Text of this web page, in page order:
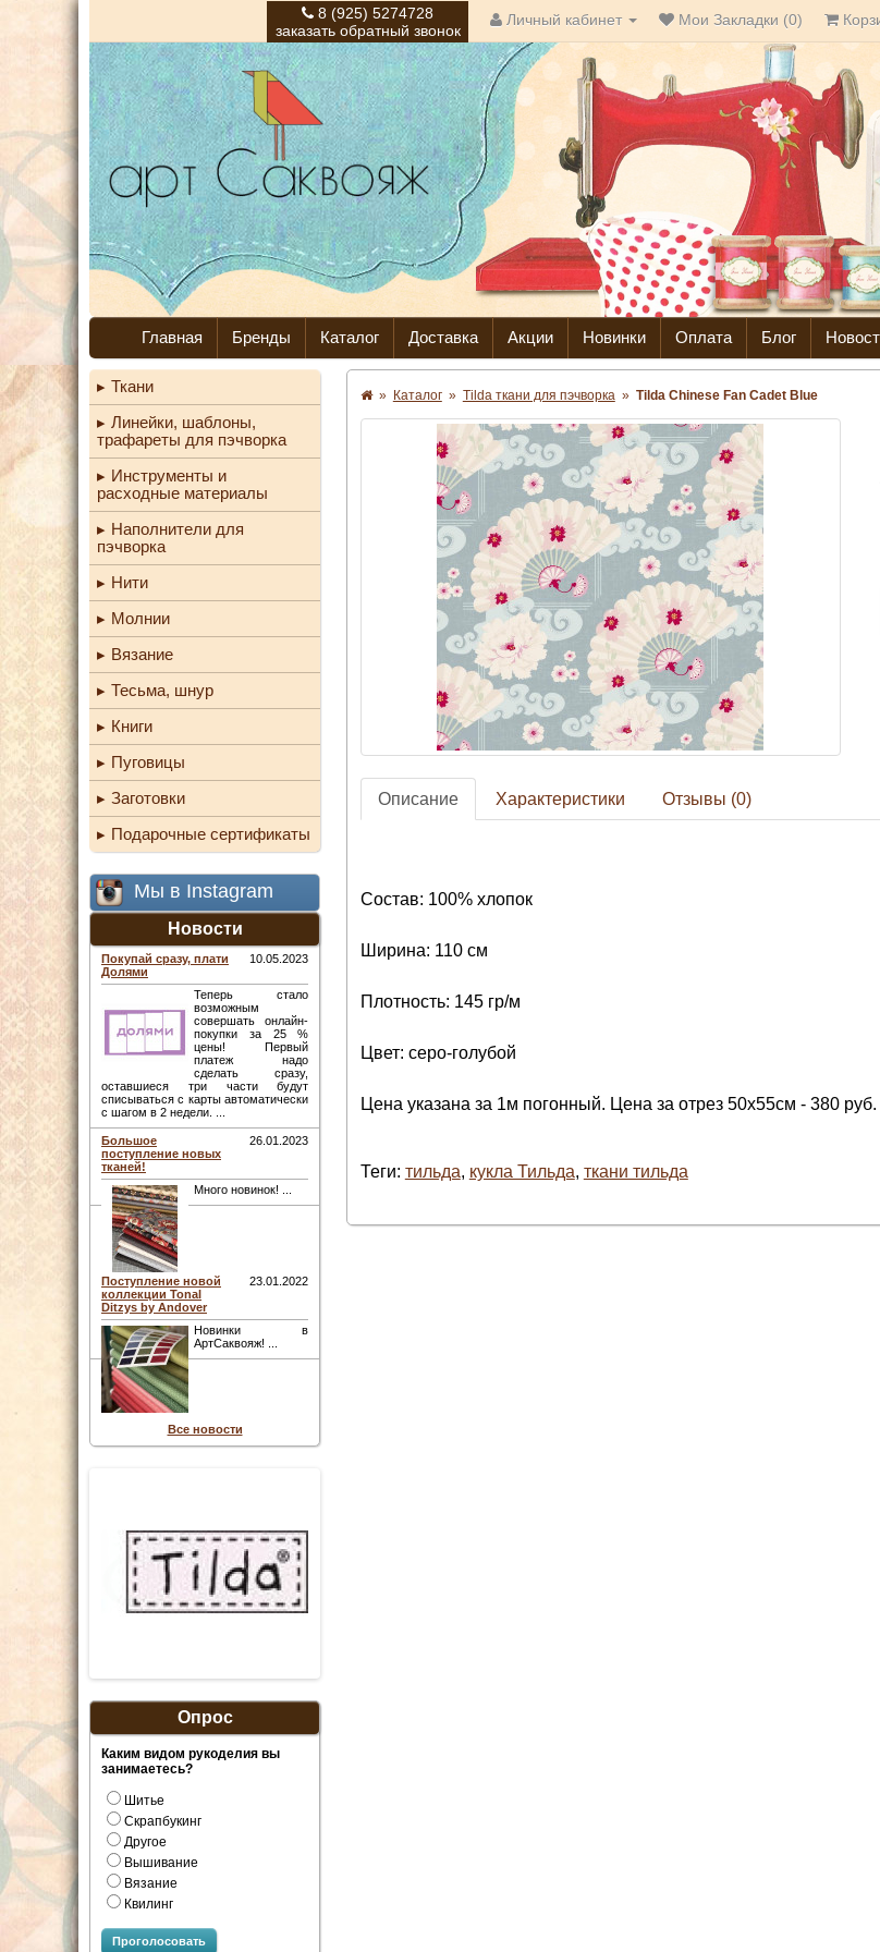
8 (925) 5274728
заказать обратный звонок
Личный кабинет Мои Закладки (0)
Главная Бренды Каталог Доставка Акции Новинки Оплата Блог
Ткани
Линейки, шаблоны,
трафареты для пэчворка
Инструменты и
расходные материалы
Наполнители для
пэчворка
Нити
Молнии
Вязание
Тесьма, шнур
Книги
Пуговицы
Заготовки
Подарочные сертификаты
Мы в Instagram
Новости
Покупай сразу, плати
Долями
10.05.2023
Теперь стало
возможным
совершать онлайн-
покупки за 25 %
цены! Первый
платеж надо
сделать сразу,
оставшиеся три части будут
списываться с карты автоматически
с шагом в 2 недели. ...
Большое
поступление новых
тканей!
26.01.2023
Много новинок! ...
Поступление новой
коллекции Tonal
Ditzys by Andover
23.01.2022
Новинки в
АртСаквояж! ...
Все новости
Опрос
Каким видом рукоделия вы
занимаетесь?
Шитье
Скрапбукинг
Другое
Вышивание
Вязание
Квилинг
Проголосовать
» Каталог » Tilda ткани для пэчворка » Tilda Chinese Fan Cadet Blue
Описание Характеристики Отзывы (0)
Состав: 100% хлопок
Ширина: 110 см
Плотность: 145 гр/м
Цвет: серо-голубой
Цена указана за 1м погонный. Цена за отрез 50х55см - 380 руб.
Теги: тильда, кукла Тильда, ткани тильда